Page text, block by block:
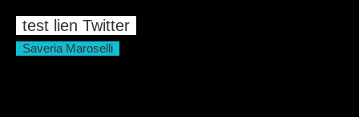
test lien Twitter
Saveria Maroselli